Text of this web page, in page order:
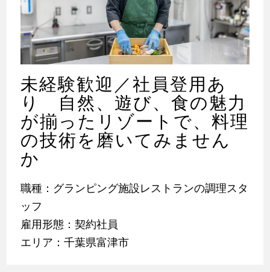
未経験歓迎／社員登用あ
り 自然、遊び、食の魅力
が揃ったリゾートで、料理
の技術を磨いてみません
か
職種：グランピング施設レストランの調理スタ
ッフ
雇用形態：契約社員
エリア：千葉県富津市